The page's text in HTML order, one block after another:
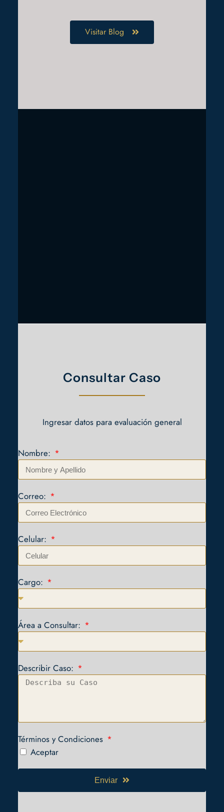
Visitar Blog
Consultar Caso
Ingresar datos para evaluación general
Nombre:
Correo:
Celular:
Cargo:
Área a Consultar:
Describir Caso:
Términos y Condiciones
Aceptar
Enviar